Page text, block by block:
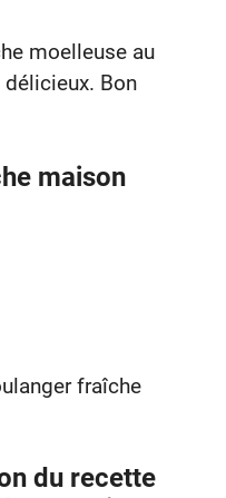
moelleuse au
Bon
maison
fraîche
du recette